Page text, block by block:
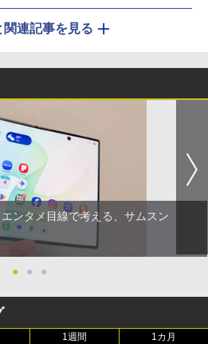
関連記事を見る
ンタメ目線で考える、サムスン
● ● ●
1週間 1カ月